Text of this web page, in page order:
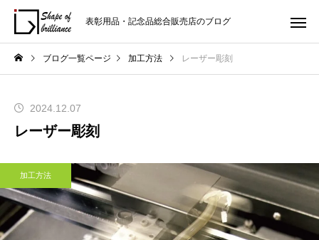
表彰用品・記念品総合販売店のブログ
ブログ一覧ページ 加工方法 レーザー彫刻
2024.12.07
レーザー彫刻
加工方法